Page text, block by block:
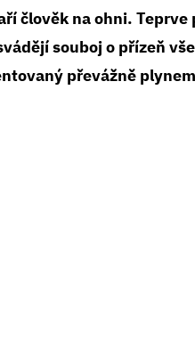
člověk na ohni.
souboj o přízeň
převážně